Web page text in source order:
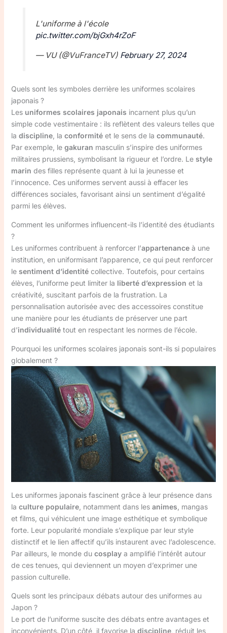
L'uniforme à l'école
pic.twitter.com/bjGxh4rZoF
— VU (@VuFranceTV) February 27, 2024
Quels sont les symboles derrière les uniformes scolaires
japonais ?
Les uniformes scolaires japonais incarnent plus qu’un
simple code vestimentaire : ils reflètent des valeurs telles que
la discipline, la conformitéet le sens de la communauté.
Par exemple, le gakuran masculin s’inspire des uniformes
militaires prussiens, symbolisant la rigueur et l’ordre. Le style
marin des filles représente quant à lui la jeunesse et
l’innocence. Ces uniformes servent aussi à effacer les
différences sociales, favorisant ainsi un sentiment d’égalité
parmi les élèves.
Comment les uniformes influencent-ils l’identité des étudiants
?
Les uniformes contribuent à renforcer l’appartenanceà une
institution, en uniformisant l’apparence, ce qui peut renforcer
le sentiment d’identitécollective. Toutefois, pour certains
élèves, l’uniforme peut limiter la liberté d’expression et la
créativité, suscitant parfois de la frustration. La
personnalisation autorisée avec des accessoires constitue
une manière pour les étudiants de préserver une part
d’individualitétout en respectant les normes de l’école.
Pourquoi les uniformes scolaires japonais sont-ils si populaires
globalement ?
Les uniformes japonais fascinent grâce à leur présence dans
la culture populaire, notamment dans les animes , mangas
et films, qui véhiculent une image esthétique et symbolique
forte. Leur popularité mondiale s’explique par leur style
distinctif et le lien affectif qu’ils instaurent avec l’adolescence.
Par ailleurs, le monde du cosplaya amplifié l’intérêt autour
de ces tenues, qui deviennent un moyen d’exprimer une
passion culturelle.
Quels sont les principaux débats autour des uniformes au
Japon ?
Le port de l’uniforme suscite des débats entre avantages et
inconvénients. D’un côté, il favorise la discipline, réduit les